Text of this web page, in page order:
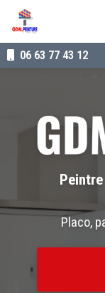
contenu
principal
06 63 77 43 12
Placo,